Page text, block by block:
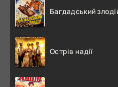
Багдадський
Острів надії